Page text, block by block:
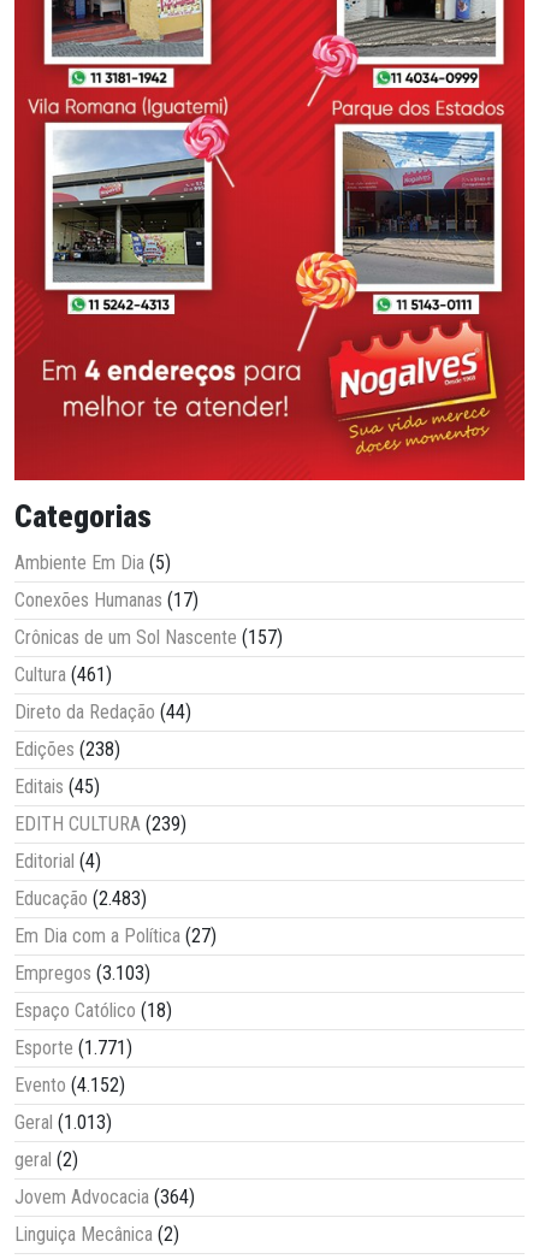
Categorias
Ambiente Em Dia (5)
Conexões Humanas (17)
Crônicas de um Sol Nascente (157)
Cultura (461)
Direto da Redação (44)
Edições (238)
Editais (45)
EDITH CULTURA (239)
Editorial (4)
Educação (2.483)
Em Dia com a Política (27)
Empregos (3.103)
Espaço Católico (18)
Esporte (1.771)
Evento (4.152)
Geral (1.013)
geral (2)
Jovem Advocacia (364)
Linguiça Mecânica (2)